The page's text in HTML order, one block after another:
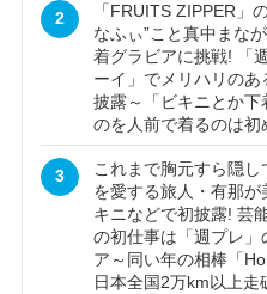
2
「FRUITS ZIPPER」
なふぃ”こと真中まな
着グラビアに挑戦! 「
ーイ」でメリハリのあ
披露～「ビキニとか下
のを人前で着るのは初
3
これまで胸元すら隠し
を愛する旅人・有那が
キニなどで初披露! 芸
の初仕事は「週プレ」
ア～同い年の相棒「
日本全国2万km以上走